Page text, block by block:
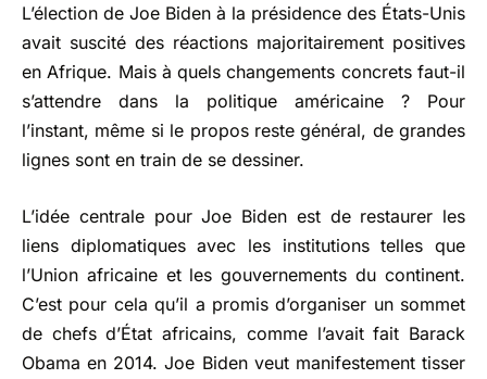
L’élection de Joe Biden à la présidence des États-Unis
avait suscité des réactions majoritairement positives
en Afrique. Mais à quels changements concrets faut-il
s’attendre dans la politique américaine ? Pour
l’instant, même si le propos reste général, de grandes
lignes sont en train de se dessiner.
L’idée centrale pour Joe Biden est de restaurer les
liens diplomatiques avec les institutions telles que
l’Union africaine et les gouvernements du continent.
C’est pour cela qu’il a promis d’organiser un sommet
de chefs d’État africains, comme l’avait fait Barack
Obama en 2014. Joe Biden veut manifestement tisser